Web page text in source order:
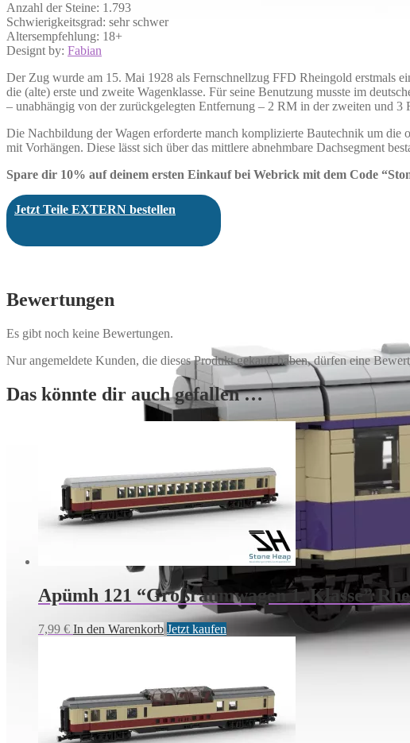
Anzahl der Steine: 1.793
Schwierigkeitsgrad: sehr schwer
Altersempfehlung: 18+
Designt by: Fabian
Der Zug wurde am 15. Mai 1928 als Fernschnellzug FFD Rheingold erstmals
die (alte) erste und zweite Wagenklasse. Für seine Benutzung musste im
– unabhängig von der zurückgelegten Entfernung – 2 RM in der zweiten und 3
Die Nachbildung der Wagen erforderte manch komplizierte Bautechnik um
mit Vorhängen. Diese lässt sich über das mittlere abnehmbare Dachsegment
Spare dir 10% auf deinem ersten Einkauf bei Webrick mit dem Code
Jetzt Teile EXTERN bestellen
Bewertungen
Es gibt noch keine Bewertungen.
Nur angemeldete Kunden, die dieses Produkt gekauft haben, dürfen eine
Das könnte dir auch gefallen …
Apümh 121 “Großraumwagen 1. Klasse”
7,99 € In den Warenkorb Jetzt kaufen